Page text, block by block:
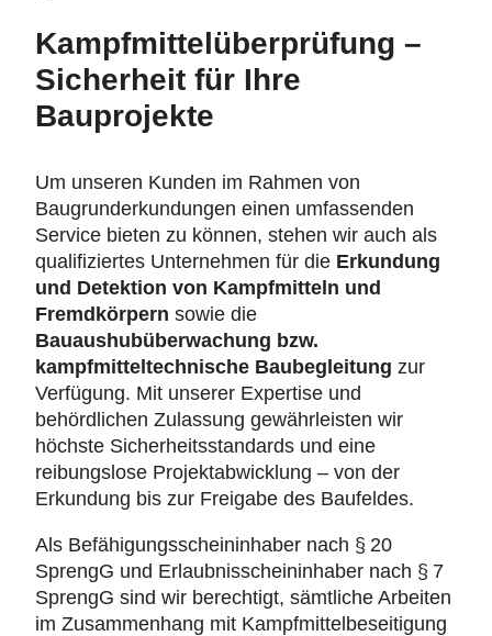
Kampfmittelüberprüfung –
Sicherheit für Ihre
Bauprojekte
Um unseren Kunden im Rahmen von
Baugrunderkundungen einen umfassenden
Service bieten zu können, stehen wir auch als
qualifiziertes Unternehmen für die Erkundung
und Detektion von Kampfmitteln und
Fremdkörpern sowie die
Bauaushubüberwachung bzw.
kampfmitteltechnische Baubegleitung zur
Verfügung. Mit unserer Expertise und
behördlichen Zulassung gewährleisten wir
höchste Sicherheitsstandards und eine
reibungslose Projektabwicklung – von der
Erkundung bis zur Freigabe des Baufeldes.
Als Befähigungsscheininhaber nach § 20
SprengG und Erlaubnisscheininhaber nach § 7
SprengG sind wir berechtigt, sämtliche Arbeiten
im Zusammenhang mit Kampfmittelbeseitigung